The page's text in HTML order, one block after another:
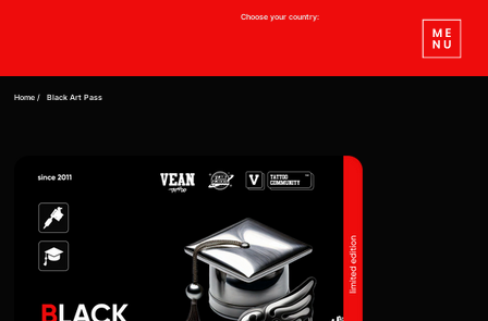
Choose your country:
Home / Black Art Pass